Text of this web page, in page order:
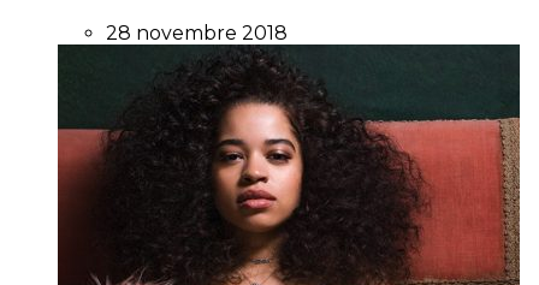
28 novembre 2018